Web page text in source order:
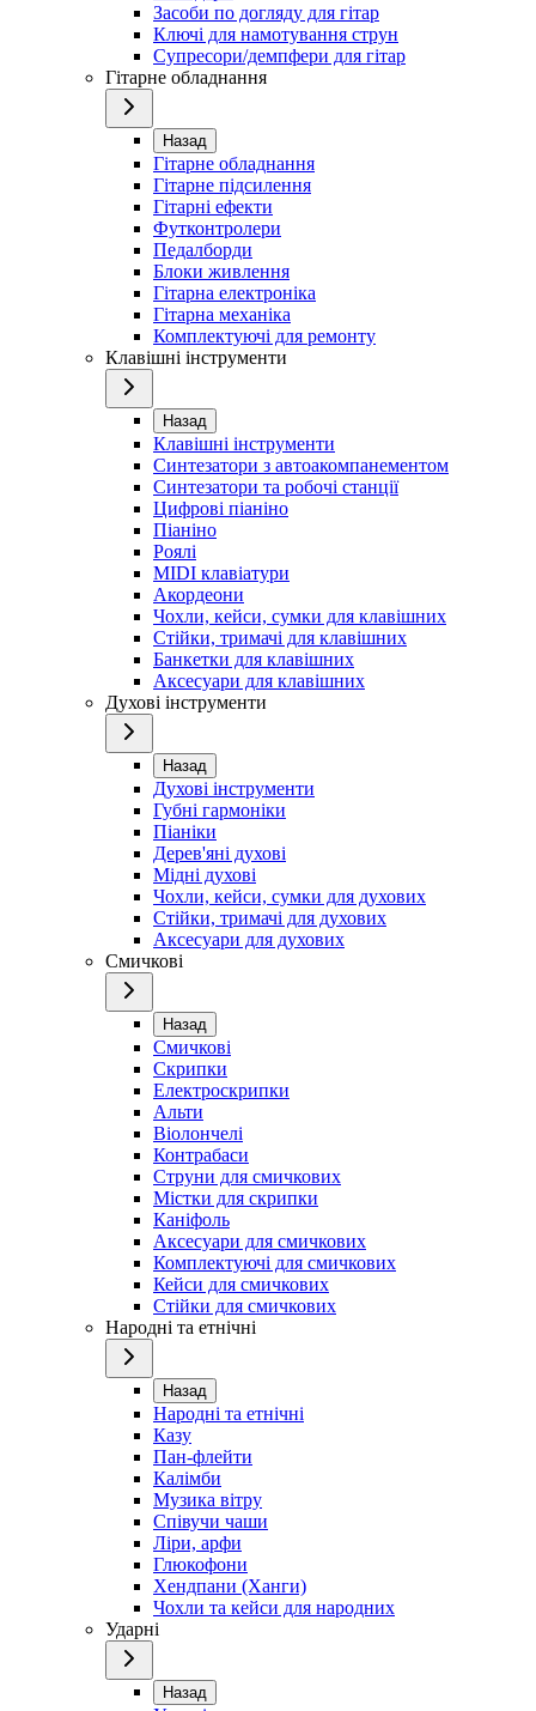
Засоби по догляду для гітар
Ключі для намотування струн
Супресори/демпфери для гітар
Гітарне обладнання
Назад
Гітарне обладнання
Гітарне підсилення
Гітарні ефекти
Футконтролери
Педалборди
Блоки живлення
Гітарна електроніка
Гітарна механіка
Комплектуючі для ремонту
Клавішні інструменти
Назад
Клавішні інструменти
Синтезатори з автоакомпанементом
Синтезатори та робочі станції
Цифрові піаніно
Піаніно
Роялі
MIDI клавіатури
Акордеони
Чохли, кейси, сумки для клавішних
Стійки, тримачі для клавішних
Банкетки для клавішних
Аксесуари для клавішних
Духові інструменти
Назад
Духові інструменти
Губні гармоніки
Піаніки
Дерев'яні духові
Мідні духові
Чохли, кейси, сумки для духових
Стійки, тримачі для духових
Аксесуари для духових
Смичкові
Назад
Смичкові
Скрипки
Електроскрипки
Альти
Віолончелі
Контрабаси
Струни для смичкових
Містки для скрипки
Каніфоль
Аксесуари для смичкових
Комплектуючі для смичкових
Кейси для смичкових
Стійки для смичкових
Народні та етнічні
Назад
Народні та етнічні
Казу
Пан-флейти
Калімби
Музика вітру
Співучи чаши
Ліри, арфи
Глюкофони
Хендпани (Ханги)
Чохли та кейси для народних
Ударні
Назад